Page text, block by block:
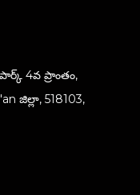
4వ ప్రాంతం,
జిల్లా, 518103,